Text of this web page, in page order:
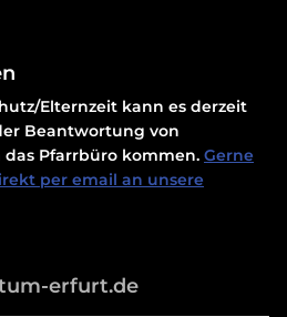
Elternzeit kann es derzeit
Beantwortung von
Pfarrbüro kommen. Gerne
per email an unsere
erfurt.de